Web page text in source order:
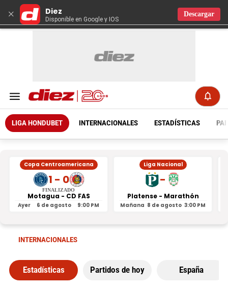
× Diez
Disponible en Google y IOS
Descargar
LIGA HONDUBET INTERNACIONALES ESTADÍSTICAS
Copa Centroamericana
1 - 0
FINALIZADO
Motagua - CD FAS
Ayer 6 de agosto 9:00 PM
Liga Nacional
-
Platense - Marathón
Mañana 8 de agosto 3:00 PM
INTERNACIONALES
Estadísticas Partidos de hoy España